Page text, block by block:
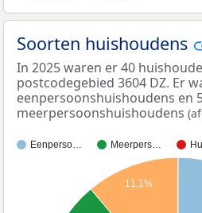
Soorten huishoudens
In 2025 waren er 40
postcodegebied 3604 DZ. Er
eenpersoonshuishoudens en
meerpersoonshuishoudens
Eenperso… Meerpers…
11,1%